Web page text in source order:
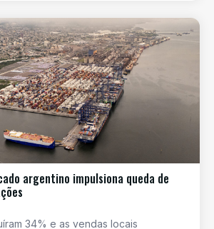
argentino impulsiona queda de
34% e as vendas locais